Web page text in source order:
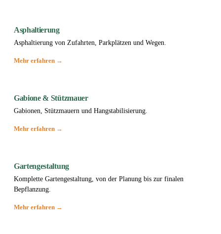
Asphaltierung
Asphaltierung von Zufahrten, Parkplätzen und Wegen.
Mehr erfahren →
Gabione & Stützmauer
Gabionen, Stützmauern und Hangstabilisierung.
Mehr erfahren →
Gartengestaltung
Komplette Gartengestaltung, von der Planung bis zur finalen
Bepflanzung.
Mehr erfahren →